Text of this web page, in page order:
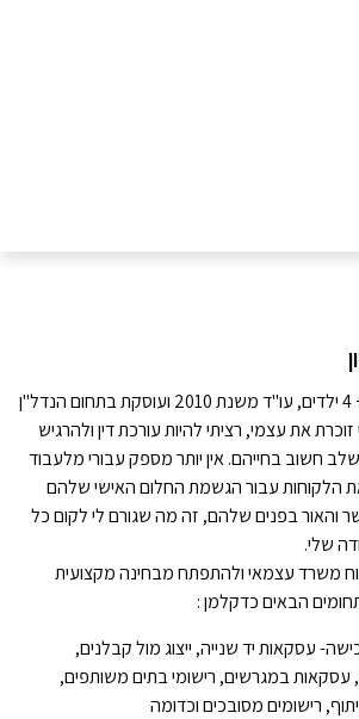
, נשואה + 4 ילדים, עו"ד משנת 2010 ועוסקת בתחום הנדל"ן
שאני זוכרת את עצמי, רציתי להיות עורכת דין ולהרגיש
חשוב בחייהם. אין יותר מספק עבורי מלעבוד
הלקוחות עבור הגשמת החלום האישי שלהם
והאור בפנים שלהם, זה מה שגורם לי לקום כל
שלי.
משרד עצמאי ולהתפתח מבחינה מקצועית
הבאים כדקלמן :
עסקאות יד שנייה, ייצוג מול קבלנים,
במגרשים, רישומי בתים משותפים,
רישומים מסובכים וכדומה